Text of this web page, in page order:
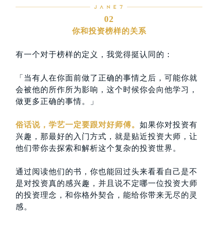
02
你和投资榜样的关系
有一个对于榜样的定义，我觉得挺认同的：
「当有人在你面前做了正确的事情之后，可能你就
会被他的所作所为影响，这个时候你会向他学习，
做更多正确的事情。」
俗话说，学艺一定要跟对好师傅。 如果你对投资有
兴趣，那最好的入门方式，就是贴近投资大师，让
他们带你去探索和解析这个复杂的投资世界。
通过阅读他们的书，你也能回过头来看看自己是不
是对投资真的感兴趣，并且说不定哪一位投资大师
的投资理念，和你格外契合，能给你带来无尽的灵
感。